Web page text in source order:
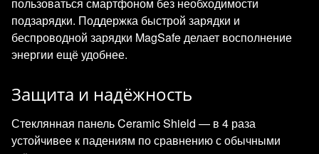
подзарядки. Поддержка быстрой зарядки и
беспроводной зарядки MagSafe делает восполнение
энергии ещё удобнее.
Защита и надёжность
Стеклянная панель Ceramic Shield — в 4 раза
устойчивее к падениям по сравнению с обычными